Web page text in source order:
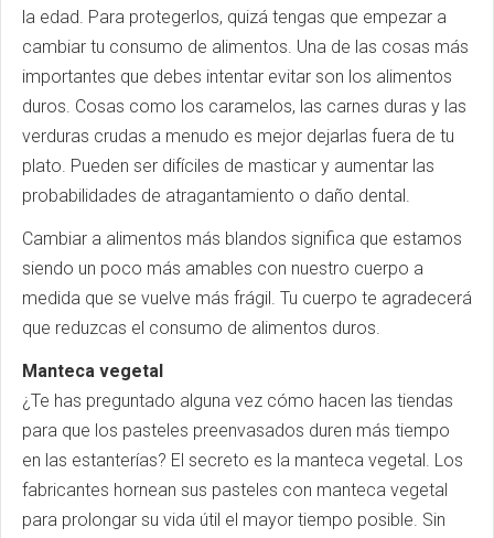
la edad. Para protegerlos, quizá tengas que empezar a
cambiar tu consumo de alimentos. Una de las cosas más
importantes que debes intentar evitar son los alimentos
duros. Cosas como los caramelos, las carnes duras y las
verduras crudas a menudo es mejor dejarlas fuera de tu
plato. Pueden ser difíciles de masticar y aumentar las
probabilidades de atragantamiento o daño dental.
Cambiar a alimentos más blandos significa que estamos
siendo un poco más amables con nuestro cuerpo a
medida que se vuelve más frágil. Tu cuerpo te agradecerá
que reduzcas el consumo de alimentos duros.
Manteca vegetal
¿Te has preguntado alguna vez cómo hacen las tiendas
para que los pasteles preenvasados duren más tiempo
en las estanterías? El secreto es la manteca vegetal. Los
fabricantes hornean sus pasteles con manteca vegetal
para prolongar su vida útil el mayor tiempo posible. Sin